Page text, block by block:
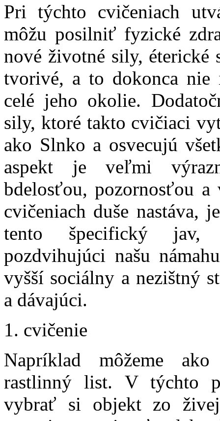
Pri týchto cvičeniach
môžu posilniť fyzické
nové životné sily,
tvorivé, a to dokonca nie
celé jeho okolie.
sily, ktoré takto cvičiaci
ako Slnko a osvecujú
aspekt je veľmi
bdelosťou, pozornosťou
cvičeniach duše nastáva,
tento špecifický jav,
pozdvihujúci našu
vyšší sociálny a nezištný
a dávajúci.
1. cvičenie
Napríklad môžeme
rastlinný list. V týchto
vybrať si objekt zo